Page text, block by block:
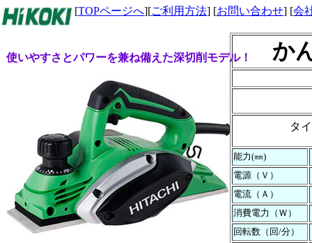
使いやすさとパワーを兼ね備えた深切削モデル！ か
タ
能力(㎜)
電源（Ｖ）
電流（Ａ）
消費電力（Ｗ）
回転数（回/分）
[TOPページへ][ご利用方法] [お問い合わせ] [会